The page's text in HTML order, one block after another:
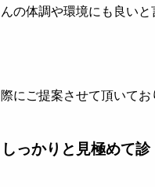
の体調や環境にも良いと
にご提案させて頂いてお
っかりと見極めて診